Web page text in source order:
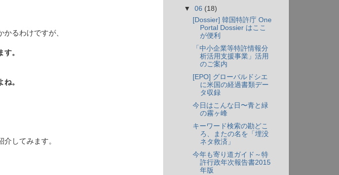
るわけですが、
。
。
してみます。
▼06 (18)
[Dossier] 韓国特許庁 One
Portal Dossier はここ
が便利
「中小企業等特許情報分
析活用支援事業」活用
のご案内
[EPO] グローバルドシエ
に米国の経過書類デー
タ収録
今日はこんな日〜青と緑
の霧ヶ峰
キーワード検索の勘どこ
ろ、またの名を「埋没
ネタ救済」
今年も寄り道ガイド～特
許行政年次報告書2015
年版